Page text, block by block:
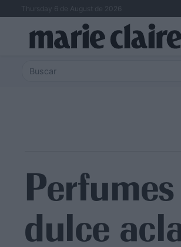
Thursday 6 de August de 2026
dulce